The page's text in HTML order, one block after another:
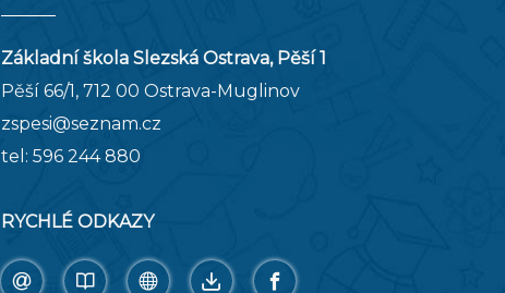
Základní škola Slezská Ostrava, Pěší 1
Pěší 66/1, 712 00 Ostrava-Muglinov
zspesi@seznam.cz
tel: 596 244 880
RYCHLÉ ODKAZY